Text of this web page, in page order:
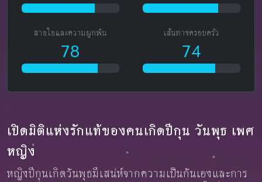
สายใยและความผูกพัน
78
เส้นทางครอบครัว
74
เปิดมิติแห่งรักแท้ของคนเกิดปีกุน วันพุธ เพศ
หญิง
หญิงปีกุนเกิดวันพุธมีเสน่ห์จากความเป็นกันเองและการ